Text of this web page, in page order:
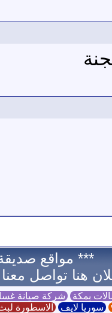
*** مواقع
هنا تواصل
بمكة شركة صيانة
سوريا لايف الاسطورة